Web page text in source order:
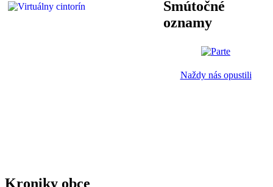
Smútočné
oznamy
Naždy nás opustili
Kroniky obce